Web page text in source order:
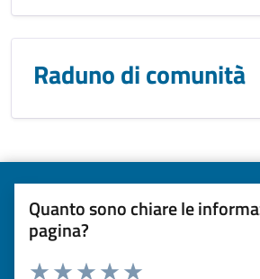
Raduno di comunità
Quanto sono chiare le
pagina?
Valuta da 1 a 5 stelle la pagina